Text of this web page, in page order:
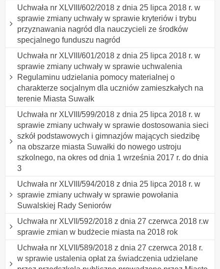
Uchwała nr XLVIII/602/2018 z dnia 25 lipca 2018 r. w
sprawie zmiany uchwały w sprawie kryteriów i trybu
przyznawania nagród dla nauczycieli ze środków
specjalnego funduszu nagród
Uchwała nr XLVIII/601/2018 z dnia 25 lipca 2018 r. w
sprawie zmiany uchwały w sprawie uchwalenia
Regulaminu udzielania pomocy materialnej o
charakterze socjalnym dla uczniów zamieszkałych na
terenie Miasta Suwałk
Uchwała nr XLVIII/599/2018 z dnia 25 lipca 2018 r. w
sprawie zmiany uchwały w sprawie dostosowania sieci
szkół podstawowych i gimnazjów mających siedzibę
na obszarze miasta Suwałki do nowego ustroju
szkolnego, na okres od dnia 1 września 2017 r. do dnia
3
Uchwała nr XLVIII/594/2018 z dnia 25 lipca 2018 r. w
sprawie zmiany uchwały w sprawie powołania
Suwalskiej Rady Seniorów
Uchwała nr XLVII/592/2018 z dnia 27 czerwca 2018 r.w
sprawie zmian w budżecie miasta na 2018 rok
Uchwała nr XLVII/589/2018 z dnia 27 czerwca 2018 r.
w sprawie ustalenia opłat za świadczenia udzielane